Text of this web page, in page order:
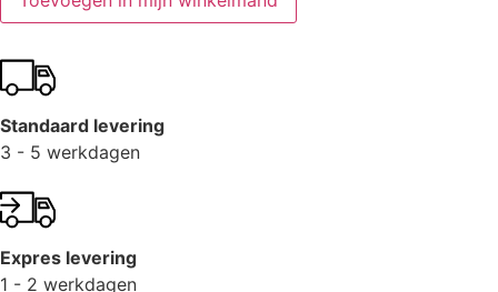
Standaard levering
3 - 5 werkdagen
Expres levering
1 - 2 werkdagen